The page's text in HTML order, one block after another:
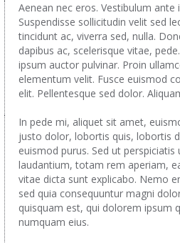
Aenean nec eros. Vestibulum
Suspendisse sollicitudin velit sed
tincidunt ac, viverra sed, nulla.
dapibus ac, scelerisque vitae,
ipsum auctor pulvinar. Proin
elementum velit. Fusce euismod
elit. Pellentesque sed dolor.
In pede mi, aliquet sit amet,
justo dolor, lobortis quis, lobortis
euismod purus. Sed ut
laudantium, totam rem aperiam,
vitae dicta sunt explicabo. Nemo
sed quia consequuntur magni
quisquam est, qui dolorem ipsum
numquam eius.